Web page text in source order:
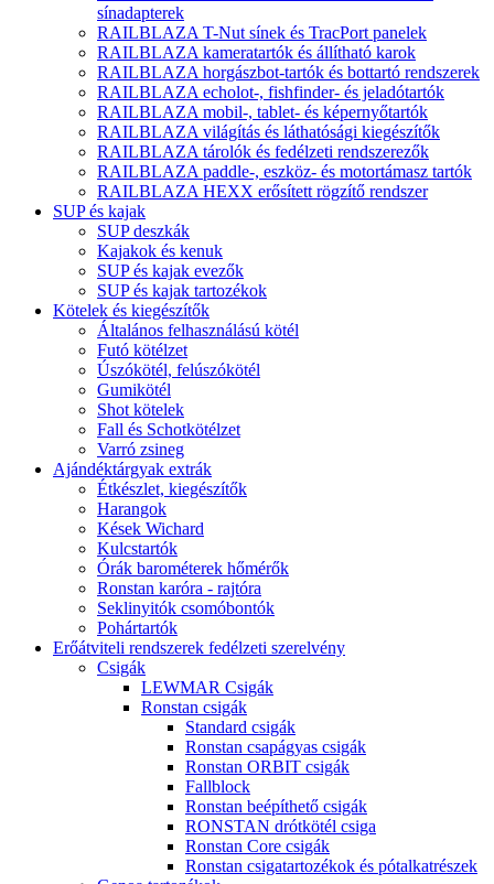
sínadapterek
RAILBLAZA T-Nut sínek és TracPort panelek
RAILBLAZA kameratartók és állítható karok
RAILBLAZA horgászbot-tartók és bottartó rendszerek
RAILBLAZA echolot-, fishfinder- és jeladótartók
RAILBLAZA mobil-, tablet- és képernyőtartók
RAILBLAZA világítás és láthatósági kiegészítők
RAILBLAZA tárolók és fedélzeti rendszerezők
RAILBLAZA paddle-, eszköz- és motortámasz tartók
RAILBLAZA HEXX erősített rögzítő rendszer
SUP és kajak
SUP deszkák
Kajakok és kenuk
SUP és kajak evezők
SUP és kajak tartozékok
Kötelek és kiegészítők
Általános felhasználású kötél
Futó kötélzet
Úszókötél, felúszókötél
Gumikötél
Shot kötelek
Fall és Schotkötélzet
Varró zsineg
Ajándéktárgyak extrák
Étkészlet, kiegészítők
Harangok
Kések Wichard
Kulcstartók
Órák barométerek hőmérők
Ronstan karóra - rajtóra
Seklinyitók csomóbontók
Pohártartók
Erőátviteli rendszerek fedélzeti szerelvény
Csigák
LEWMAR Csigák
Ronstan csigák
Standard csigák
Ronstan csapágyas csigák
Ronstan ORBIT csigák
Fallblock
Ronstan beépíthető csigák
RONSTAN drótkötél csiga
Ronstan Core csigák
Ronstan csigatartozékok és pótalkatrészek